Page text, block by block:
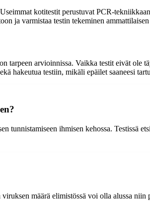
kotitestit perustuvat PCR-
ja varmistaa testin tekeminen
tarpeen arvioinnissa. Vaikka testit eivät ole
hakeutua testiin, mikäli epäilet saaneesi
ihmisen kehossa. Testissä
määrä elimistössä voi olla alussa niin